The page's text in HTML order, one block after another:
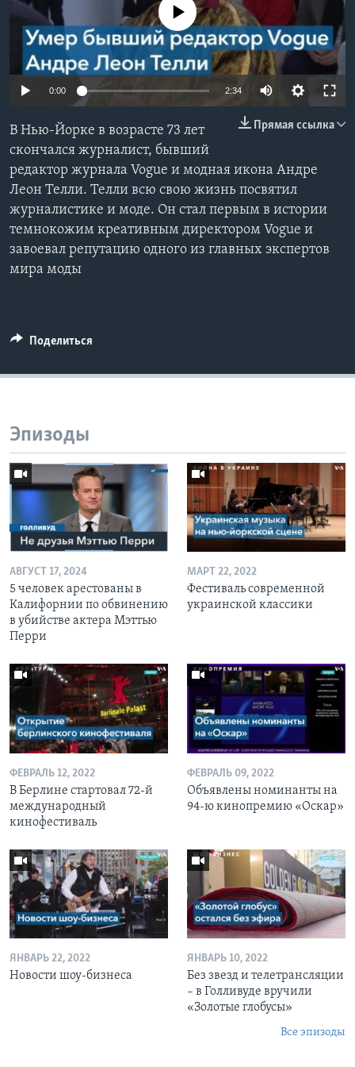
Learning English
СОЦИАЛЬНЫЕ СЕТИ
Языки
No media source currently available
0:00 2:34
Прямая ссылка
В Нью-Йорке в возрасте 73 лет
скончался журналист, бывший
редактор журнала Vogue и модная икона Андре
Леон Телли. Телли всю свою жизнь посвятил
журналистике и моде. Он стал первым в истории
темнокожим креативным директором Vogue и
завоевал репутацию одного из главных экспертов
мира моды
Поделиться
Эпизоды
АВГУСТ 17, 2024
5 человек арестованы в
Калифорнии по обвинению
в убийстве актера Мэттью
Перри
МАРТ 22, 2022
Фестиваль современной
украинской классики
ФЕВРАЛЬ 12, 2022
В Берлине стартовал 72-й
международный
кинофестиваль
ФЕВРАЛЬ 09, 2022
Объявлены номинанты на
94-ю кинопремию «Оскар»
ЯНВАРЬ 22, 2022
Новости шоу-бизнеса
ЯНВАРЬ 10, 2022
Без звезд и телетрансляции
– в Голливуде вручили
«Золотые глобусы»
Все эпизоды